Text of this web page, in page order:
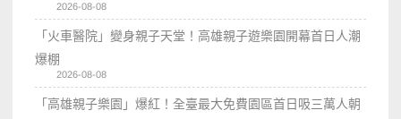
2026-08-08
「火車醫院」變身親子天堂！高雄親子遊樂園開幕首日人潮
爆棚
2026-08-08
「高雄親子樂園」爆紅！全臺最大免費園區首日吸三萬人朝